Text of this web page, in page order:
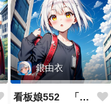
銀由衣
看板娘552 「銀由衣」